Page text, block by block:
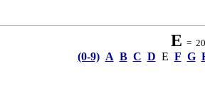
E =
(0-9) A B C D E F G